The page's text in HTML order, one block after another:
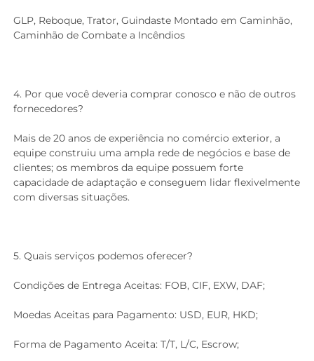
GLP, Reboque, Trator, Guindaste Montado em Caminhão,
Caminhão de Combate a Incêndios
4. Por que você deveria comprar conosco e não de outros
fornecedores?
Mais de 20 anos de experiência no comércio exterior, a
equipe construiu uma ampla rede de negócios e base de
clientes; os membros da equipe possuem forte
capacidade de adaptação e conseguem lidar flexivelmente
com diversas situações.
5. Quais serviços podemos oferecer?
Condições de Entrega Aceitas: FOB, CIF, EXW, DAF;
Moedas Aceitas para Pagamento: USD, EUR, HKD;
Forma de Pagamento Aceita: T/T, L/C, Escrow;